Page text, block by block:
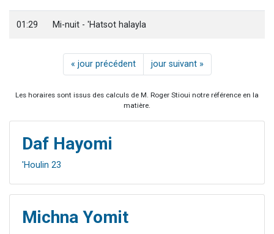
01:29 Mi-nuit - 'Hatsot halayla
« jour précédent jour suivant »
Les horaires sont issus des calculs de M. Roger Stioui notre référence en la
matière.
Daf Hayomi
'Houlin 23
Michna Yomit